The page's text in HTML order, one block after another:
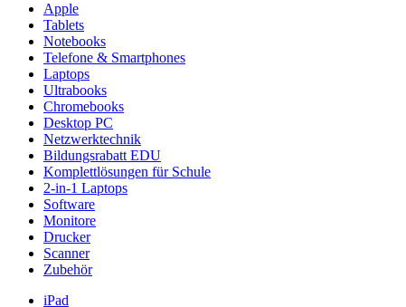
Apple
Tablets
Notebooks
Telefone & Smartphones
Laptops
Ultrabooks
Chromebooks
Desktop PC
Netzwerktechnik
Bildungsrabatt EDU
Komplettlösungen für Schule
2-in-1 Laptops
Software
Monitore
Drucker
Scanner
Zubehör
iPad